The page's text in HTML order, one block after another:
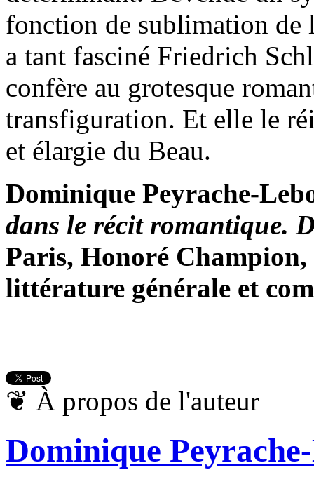
fonction de sublimation de
a tant fasciné Friedrich
confère au grotesque
transfiguration. Et elle le
et élargie du Beau.
Dominique Peyrache-
dans le récit romantique.
Paris, Honoré
littérature générale et
❦ À propos de l'auteur
Dominique